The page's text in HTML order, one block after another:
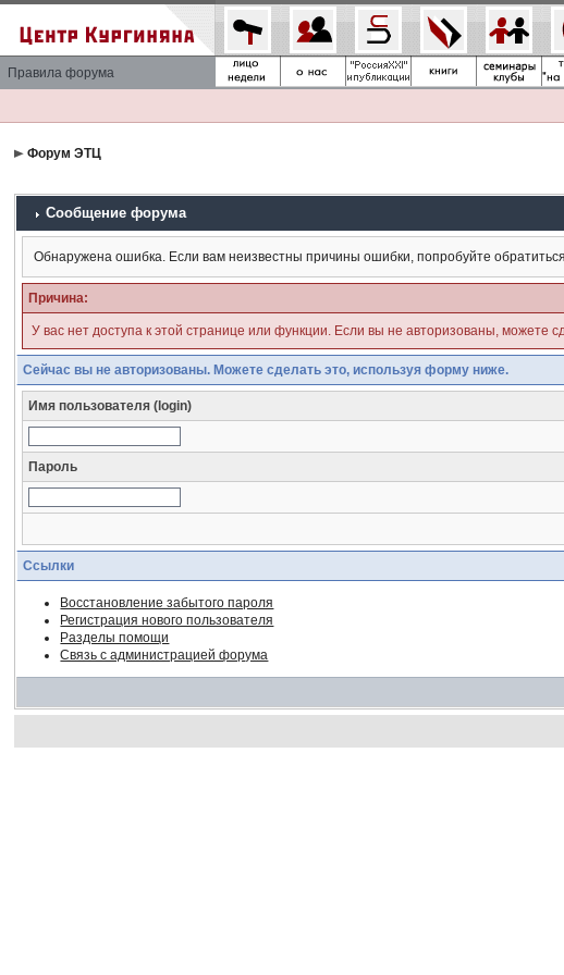
Правила форума
Форум ЭТЦ
Сообщение форума
Обнаружена ошибка. Если вам неизвестны причины ошибки, попробуйте
Причина:
У вас нет доступа к этой странице или функции. Если вы не авторизованы, можете
Сейчас вы не авторизованы. Можете сделать это, используя форму ниже.
Имя пользователя (login)
Пароль
Ссылки
Восстановление забытого пароля
Регистрация нового пользователя
Разделы помощи
Связь с администрацией форума